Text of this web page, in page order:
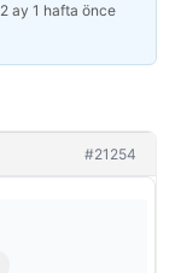
2 ay 1 hafta önce
#21254